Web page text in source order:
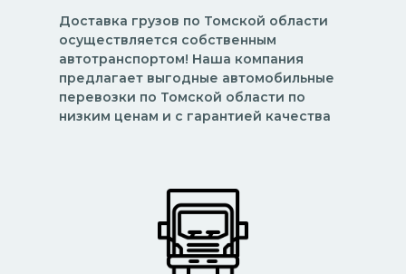
Доставка грузов по Томской области
осуществляется собственным
автотранспортом! Наша компания
предлагает выгодные автомобильные
перевозки по Томской области по
низким ценам и с гарантией качества